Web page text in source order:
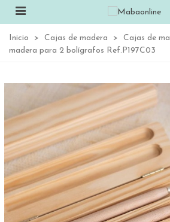
Inicio > Cajas de madera > Cajas de
madera para 2 bolígrafos Ref.P197C03